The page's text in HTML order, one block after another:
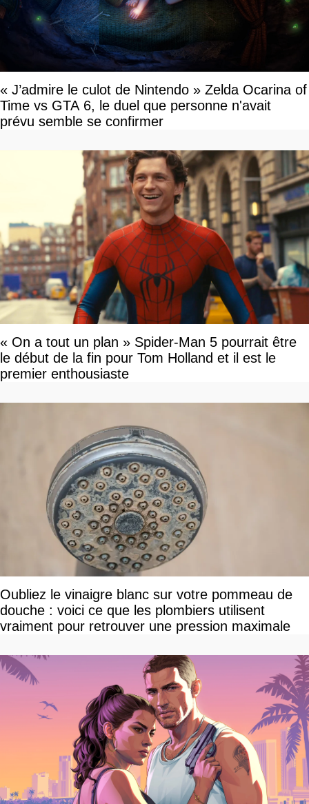
« J’admire le culot de Nintendo » Zelda Ocarina of
Time vs GTA 6, le duel que personne n'avait
prévu semble se confirmer
« On a tout un plan » Spider-Man 5 pourrait être
le début de la fin pour Tom Holland et il est le
premier enthousiaste
Oubliez le vinaigre blanc sur votre pommeau de
douche : voici ce que les plombiers utilisent
vraiment pour retrouver une pression maximale